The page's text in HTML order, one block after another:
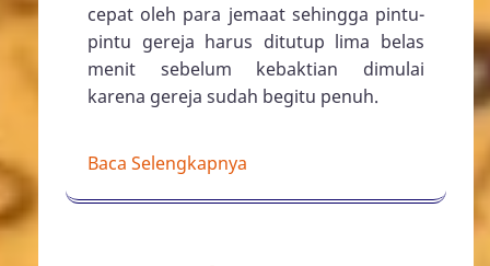
cepat oleh para jemaat sehingga pintu-
pintu gereja harus ditutup lima belas
menit sebelum kebaktian dimulai
karena gereja sudah begitu penuh.
Baca Selengkapnya